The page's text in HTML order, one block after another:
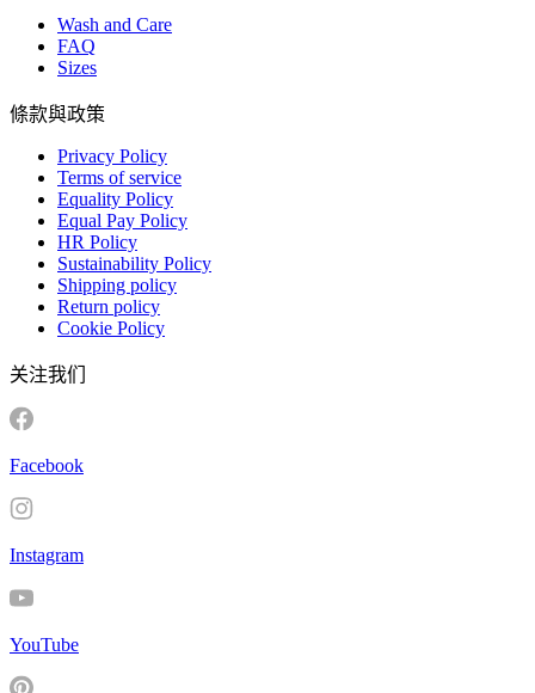
Wash and Care
FAQ
Sizes
條款與政策
Privacy Policy
Terms of service
Equality Policy
Equal Pay Policy
HR Policy
Sustainability Policy
Shipping policy
Return policy
Cookie Policy
关注我们
Facebook
Instagram
YouTube